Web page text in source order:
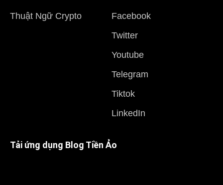
Thuật Ngữ Crypto
Facebook
Twitter
Youtube
Telegram
Tiktok
LinkedIn
Tải ứng dụng Blog Tiền Ảo